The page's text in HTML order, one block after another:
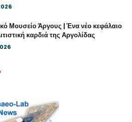
Μουσείο Άργους | Ένα νέο κεφάλαιο
καρδιά της Αργολίδας